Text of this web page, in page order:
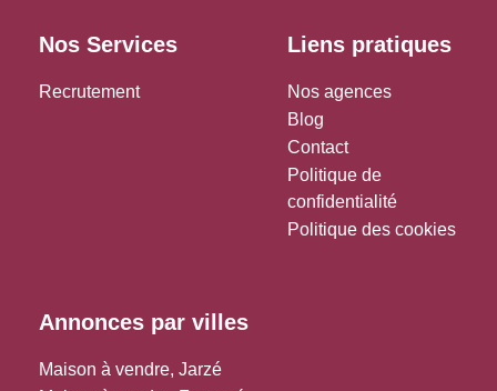
Nos Services
Recrutement
Liens pratiques
Nos agences
Blog
Contact
Politique de
confidentialité
Politique des cookies
Annonces par villes
Maison à vendre, Jarzé